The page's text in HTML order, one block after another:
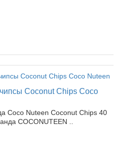
Coconut Chips Coco
Coco Nuteen Coconut Chips 40
COCONUTEEN ..